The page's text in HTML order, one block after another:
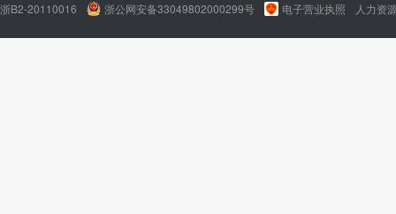
浙B2-20110016
浙公网安备33049802000299号 电子营业执照 人力资